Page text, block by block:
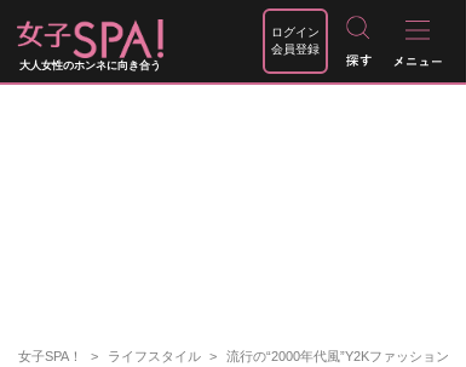
大人女性のホンネに向き合う
ログイン
会員登録
女子SPA！ ライフスタイル
流行の“2000年代風”Y2Kファッション